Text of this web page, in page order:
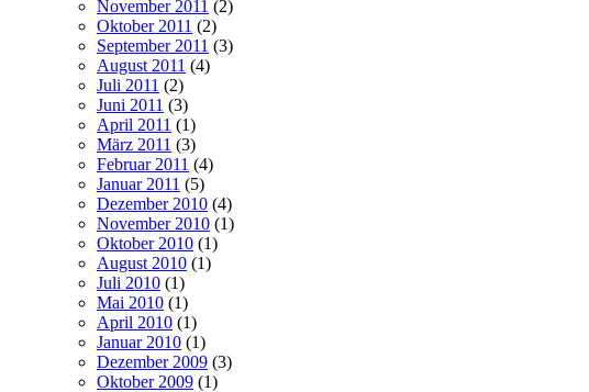
November 2011 (2)
Oktober 2011 (2)
September 2011 (3)
August 2011 (4)
Juli 2011 (2)
Juni 2011 (3)
April 2011 (1)
März 2011 (3)
Februar 2011 (4)
Januar 2011 (5)
Dezember 2010 (4)
November 2010 (1)
Oktober 2010 (1)
August 2010 (1)
Juli 2010 (1)
Mai 2010 (1)
April 2010 (1)
Januar 2010 (1)
Dezember 2009 (3)
Oktober 2009 (1)